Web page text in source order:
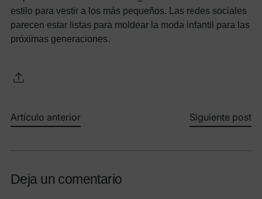
estilo para vestir a los más pequeños. Las redes sociales
parecen estar listas para moldear la moda infantil para las
próximas generaciones.
Artículo anterior Siguiente post
Deja un comentario